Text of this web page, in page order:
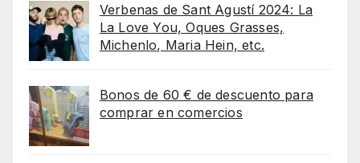
Verbenas de Sant Agustí 2024: La
La Love You, Oques Grasses,
Michenlo, Maria Hein, etc.
Bonos de 60 € de descuento para
comprar en comercios